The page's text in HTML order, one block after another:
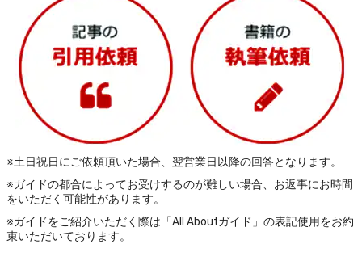
※土日祝日にご依頼頂いた場合、翌営業日以降の回答となります。
※ガイドの都合によってお受けするのが難しい場合、お返事にお時間
をいただく可能性があります。
※ガイドをご紹介いただく際は「All Aboutガイド」の表記使用をお約
束いただいております。